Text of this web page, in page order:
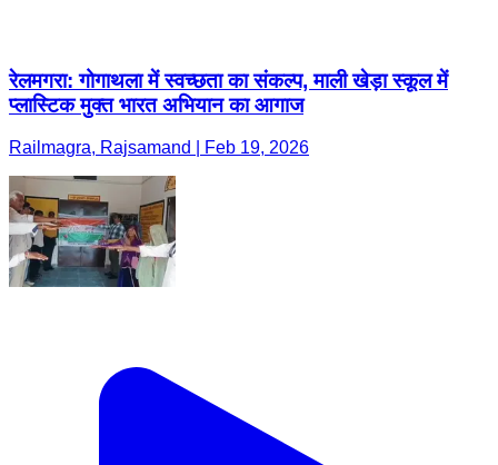
रेलमगरा: गोगाथला में स्वच्छता का संकल्प, माली खेड़ा स्कूल में
प्लास्टिक मुक्त भारत अभियान का आगाज
Railmagra, Rajsamand | Feb 19, 2026